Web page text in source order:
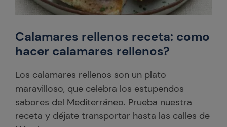
Calamares rellenos receta: como
hacer calamares rellenos?
Los calamares rellenos son un plato
maravilloso, que celebra los estupendos
sabores del Mediterráneo. Prueba nuestra
receta y déjate transportar hasta las calles de